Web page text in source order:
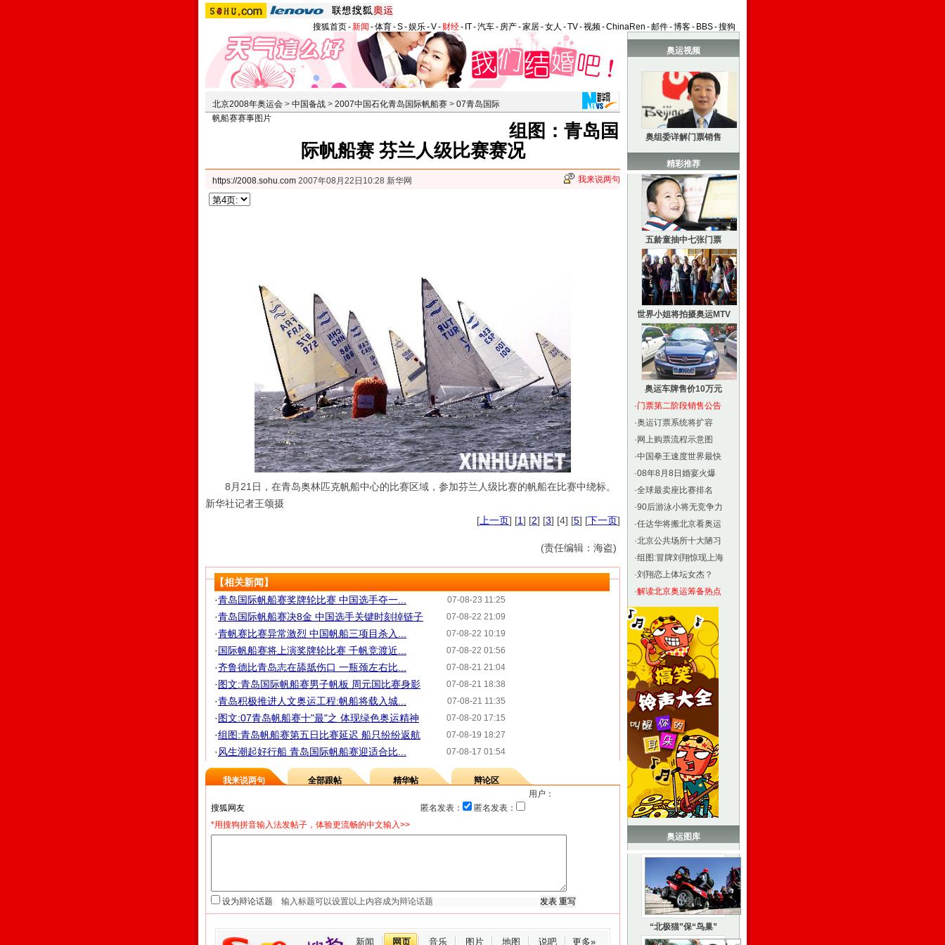
搜狐首页-新闻 -体育-S-娱乐-V- 财经- IT-汽车- 房产-家居-女人 -TV-视频-ChinaRen -邮件-博客- BBS-搜狗
北京2008年奥运会 > 中国备战 > 2007中国石化青岛国际帆船赛 > 07青岛国际
帆船赛赛事图片
组图：青岛国
际帆船赛 芬兰人级比赛赛况
https://2008.sohu.com 2007年08月22日10:28 新华网 我来说两句
8月21日，在青岛奥林匹克帆船中心的比赛区域，参加芬兰人级比赛的帆船在比赛中绕标。
新华社记者王颂摄
[ 上一页] [1] [2] [3] [4] [5] [下一页]
(责任编辑：海盗)
【相关新闻】
07-08-23 11:25
·青岛国际帆船赛奖牌轮比赛 中国选手夺一...
07-08-22 21:09
·青岛国际帆船赛决8金 中国选手关键时刻掉链子
07-08-22 10:19
·青帆赛比赛异常激烈 中国帆船三项目杀入...
07-08-22 01:56
·国际帆船赛将上演奖牌轮比赛 千帆竞渡近...
07-08-21 21:04
·齐鲁德比青岛志在舔舐伤口 一瓶颈左右比...
07-08-21 18:38
·图文:青岛国际帆船赛男子帆板 周元国比赛身影
07-08-21 11:35
·青岛积极推进人文奥运工程:帆船将载入城...
07-08-20 17:15
·图文:07青岛帆船赛十"最"之 体现绿色奥运精神
07-08-19 18:27
·组图:青岛帆船赛第五日比赛延迟 船只纷纷返航
07-08-17 01:54
· 风生潮起好行船 青岛国际帆船赛迎适合比...
我来说两句 全部跟帖 精华帖
辩论区
用户：
匿名发表：
匿名发表：
*用搜狗拼音输入法发帖子，体验更流畅的中文输入>>
设为辩论话题
新闻 网页 音乐 图片 地图 说吧 更多»
奥运视频
奥组委详解门票销售
精彩推荐
五龄童抽中七张门票
世界小姐将拍摄奥运MTV
奥运车牌售价10万元
·门票第二阶段销售公告
·奥运订票系统将扩容
· 网上购票流程示意图
·中国拳王速度世界最快
·08年8月8日婚宴火爆
·全球最卖座比赛排名
·90后游泳小将无竞争力
·任达华将搬北京看奥运
·北京公共场所十大陋习
·组图:冒牌刘翔惊现上海
·刘翔恋上体坛女杰？
·解读北京奥运筹备热点
奥运图库
“北极猫”保“鸟巢”